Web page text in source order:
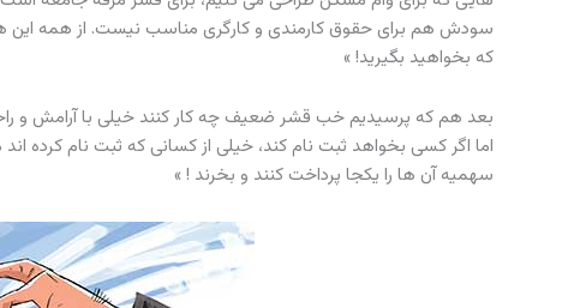
سودش هم برای حقوق کارمندی و کارگری مناسب نیست. از همه این
که بخواهید بگیرید! »
بعد هم که پرسیدیم خب قشر ضعیف چه کار کنند خیلی با آرامش و
اما اگر کسی بخواهد ثبت نام کند، خیلی از کسانی که ثبت نام کرده
سهمیه آن ها را یکجا پرداخت کنند و بخرند ! »